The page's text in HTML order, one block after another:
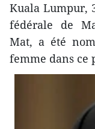
Kuala Lumpur,
fédérale de
Mat, a été
femme dans ce